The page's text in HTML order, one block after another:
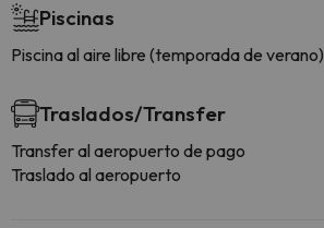
Piscinas
Piscina al aire libre (temporada de verano)
Traslados/Transfer
Transfer al aeropuerto de pago
Traslado al aeropuerto